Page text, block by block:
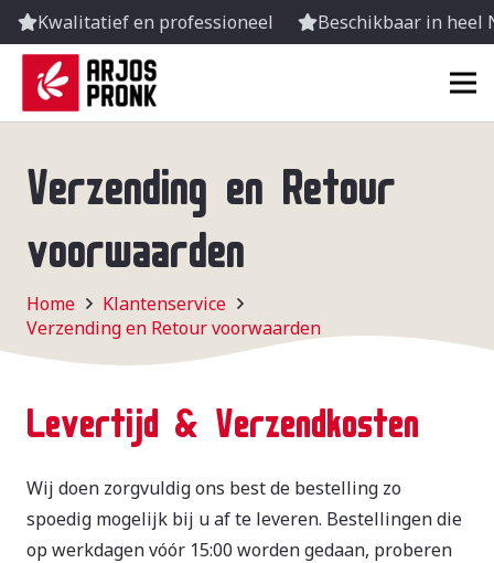
Kwalitatief en professioneel Beschikbaar in heel
Verzending en Retour
voorwaarden
Home
Klantenservice
Verzending en Retour voorwaarden
Levertijd & Verzendkosten
Wij doen zorgvuldig ons best de bestelling zo
spoedig mogelijk bij u af te leveren. Bestellingen die
op werkdagen vóór 15:00 worden gedaan, proberen